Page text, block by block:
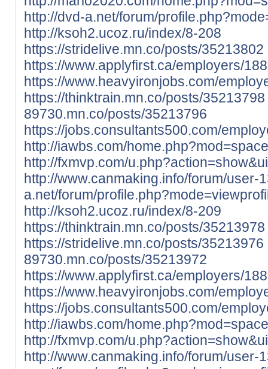
http://dvd-a.net/forum/
http://ksoh2.ucoz.ru/index/8-208
https://stridelive.mn.co/posts/35213802
https://www.applyfirst.ca/employers/
https://www.heavyironjobs.com/
https://thinktrain.mn.co/posts/35213798
89730.mn.co/posts/35213796
https://jobs.consultants500.com/
http://iawbs.com/
http://fxmvp.com/
http://www.canmaking.info/forum/user-
a.net/forum/
http://ksoh2.ucoz.ru/index/8-209
https://thinktrain.mn.co/posts/35213978
https://stridelive.mn.co/posts/35213976
89730.mn.co/posts/35213972
https://www.applyfirst.ca/employers/
https://www.heavyironjobs.com/
https://jobs.consultants500.com/
http://iawbs.com/
http://fxmvp.com/
http://www.canmaking.info/forum/user-